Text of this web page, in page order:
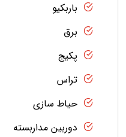
باربکیو
برق
پکیج
تراس
حیاط سازی
دوربین مداربسته